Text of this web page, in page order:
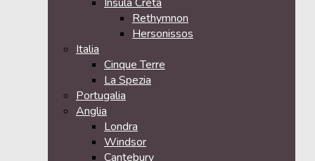
Rethymnon
Hersonissos
Italia
Cinque Terre
La Spezia
Portugalia
Anglia
Londra
Windsor
Cantebury